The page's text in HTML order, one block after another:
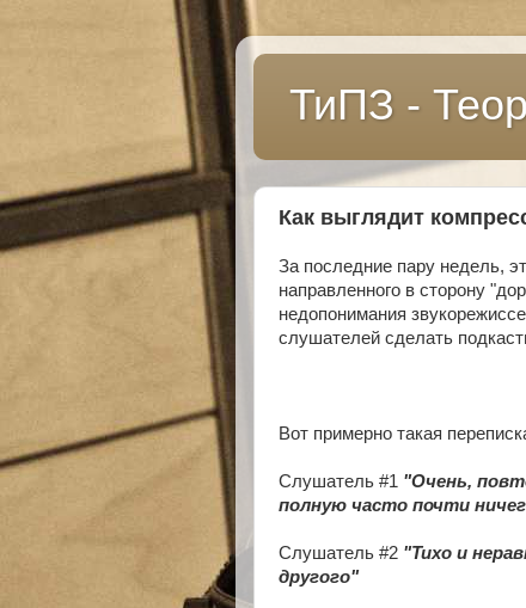
ТиПЗ -
Как выглядит
За последние пару недель,
направленного в сторону
недопонимания
слушателей сделать
Вот примерно такая
Слушатель #1 "Очень,
полную часто почти
Слушатель #2 "Тихо и
другого"